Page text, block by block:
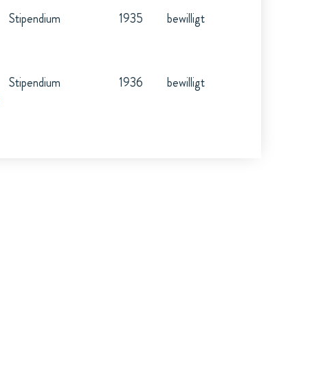
Stipendium 1935 bewilligt
Stipendium 1936 bewilligt